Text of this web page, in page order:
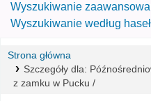
Wyszukiwanie
Wyszukiwanie według haseł
Strona główna
Szczegóły dla:
z zamku w Pucku /